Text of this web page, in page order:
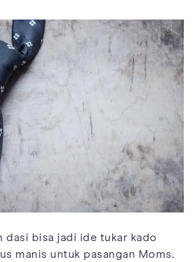
dasi bisa jadi ide tukar kado
manis untuk pasangan Moms.